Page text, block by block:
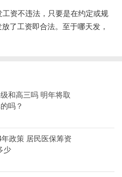
资不违法，只要是在约定或规
了工资即合法。至于哪天发，
和高三吗 明年将取
吗？
政策 居民医保筹资
少